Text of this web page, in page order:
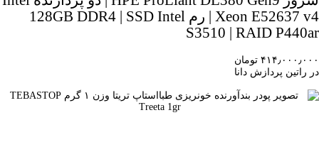
Xeon E52637 v4 | رم 128GB DDR4 | SSD Intel
S3510 | RAID P440ar
۴۱۴٫۰۰۰٫۰۰۰ تومان
در راتین پردازش دانا